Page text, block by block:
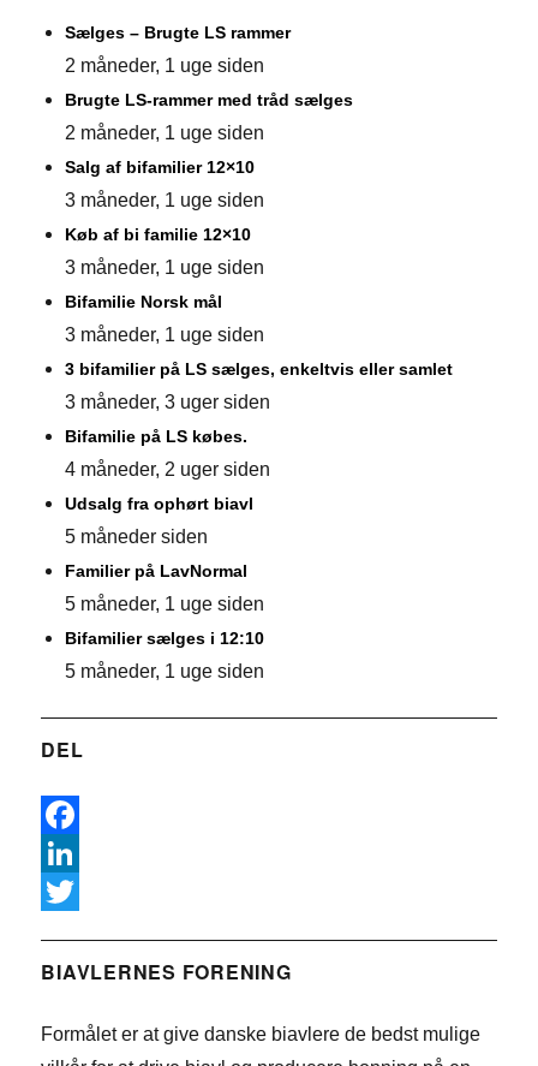
Sælges – Brugte LS rammer
2 måneder, 1 uge siden
Brugte LS-rammer med tråd sælges
2 måneder, 1 uge siden
Salg af bifamilier 12×10
3 måneder, 1 uge siden
Køb af bi familie 12×10
3 måneder, 1 uge siden
Bifamilie Norsk mål
3 måneder, 1 uge siden
3 bifamilier på LS sælges, enkeltvis eller samlet
3 måneder, 3 uger siden
Bifamilie på LS købes.
4 måneder, 2 uger siden
Udsalg fra ophørt biavl
5 måneder siden
Familier på LavNormal
5 måneder, 1 uge siden
Bifamilier sælges i 12:10
5 måneder, 1 uge siden
DEL
F
a
e
o
L
n
e
w
t
BIAVLERNES FORENING
Formålet er at give danske biavlere de bedst mulige